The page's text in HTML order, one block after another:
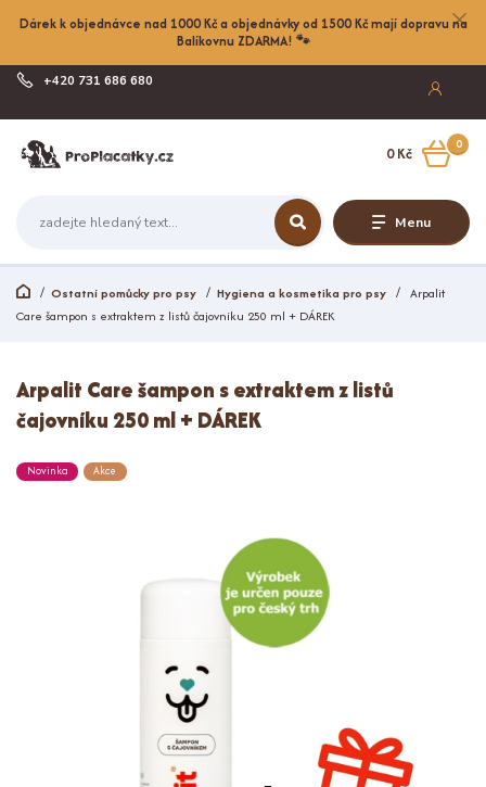
Dárek k objednávce nad 1000 Kč a objednávky od 1500 Kč mají dopravu na
Balíkovnu ZDARMA! 🐾
Menu
+420 731 686 680
0
0 Kč
Ostatní pomůcky pro psy Hygiena a kosmetika pro psy
Arpalit
Care šampon s extraktem z listů čajovníku 250 ml + DÁREK
Arpalit Care šampon s extraktem z listů
čajovníku 250 ml + DÁREK
Novinka Akce